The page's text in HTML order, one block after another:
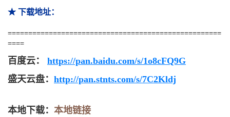
★ 下载地址：
====================================================
====
百度云：
https://pan.baidu.com/s/1o8cFQ9G
盛天云盘： http://pan.stnts.com/s/7C2Kldj
本地下载： 本地链接